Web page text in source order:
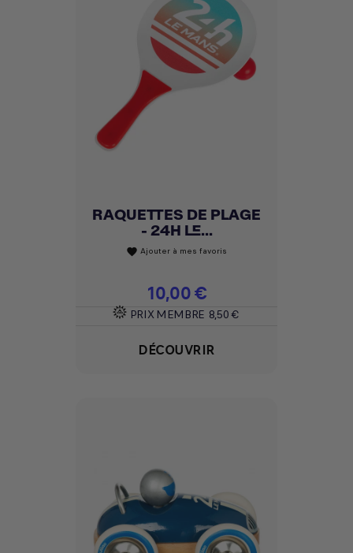
RAQUETTES DE PLAGE
- 24H LE...
favorite Ajouter à mes favoris
Prix
10,00 €
PRIX MEMBRE 8,50 €
DÉCOUVRIR